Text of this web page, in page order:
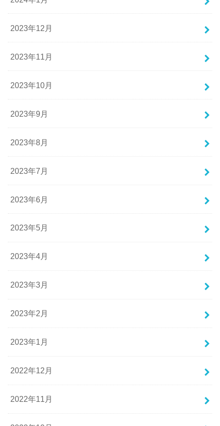
2023年12月
2023年11月
2023年10月
2023年9月
2023年8月
2023年7月
2023年6月
2023年5月
2023年4月
2023年3月
2023年2月
2023年1月
2022年12月
2022年11月